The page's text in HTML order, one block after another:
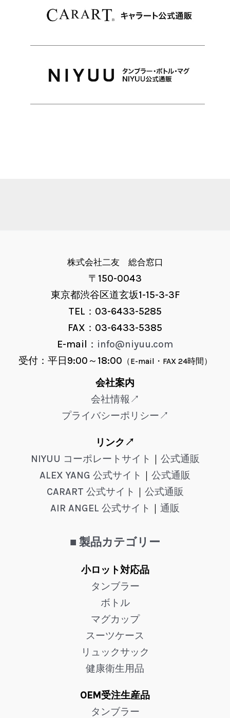
株式会社二友 総合窓口
〒150-0043
東京都渋谷区道玄坂1-15-3-3F
TEL：03-6433-5285
FAX：03-6433-5385
E-mail： info@niyuu.com
受付：平日9:00～18:00 （E-mail・FAX 24時間）
会社案内
会社情報↗
プライバシーポリシー↗
リンク↗
NIYUU コーポレートサイト ｜ 公式通販
ALEX YANG 公式サイト ｜ 公式通販
CARART 公式サイト ｜ 公式通販
AIR ANGEL 公式サイト ｜ 通販
■ 製品カテゴリー
小ロット対応品
タンブラー
ボトル
マグカップ
スーツケース
リュックサック
健康衛生用品
OEM受注生産品
タンブラー